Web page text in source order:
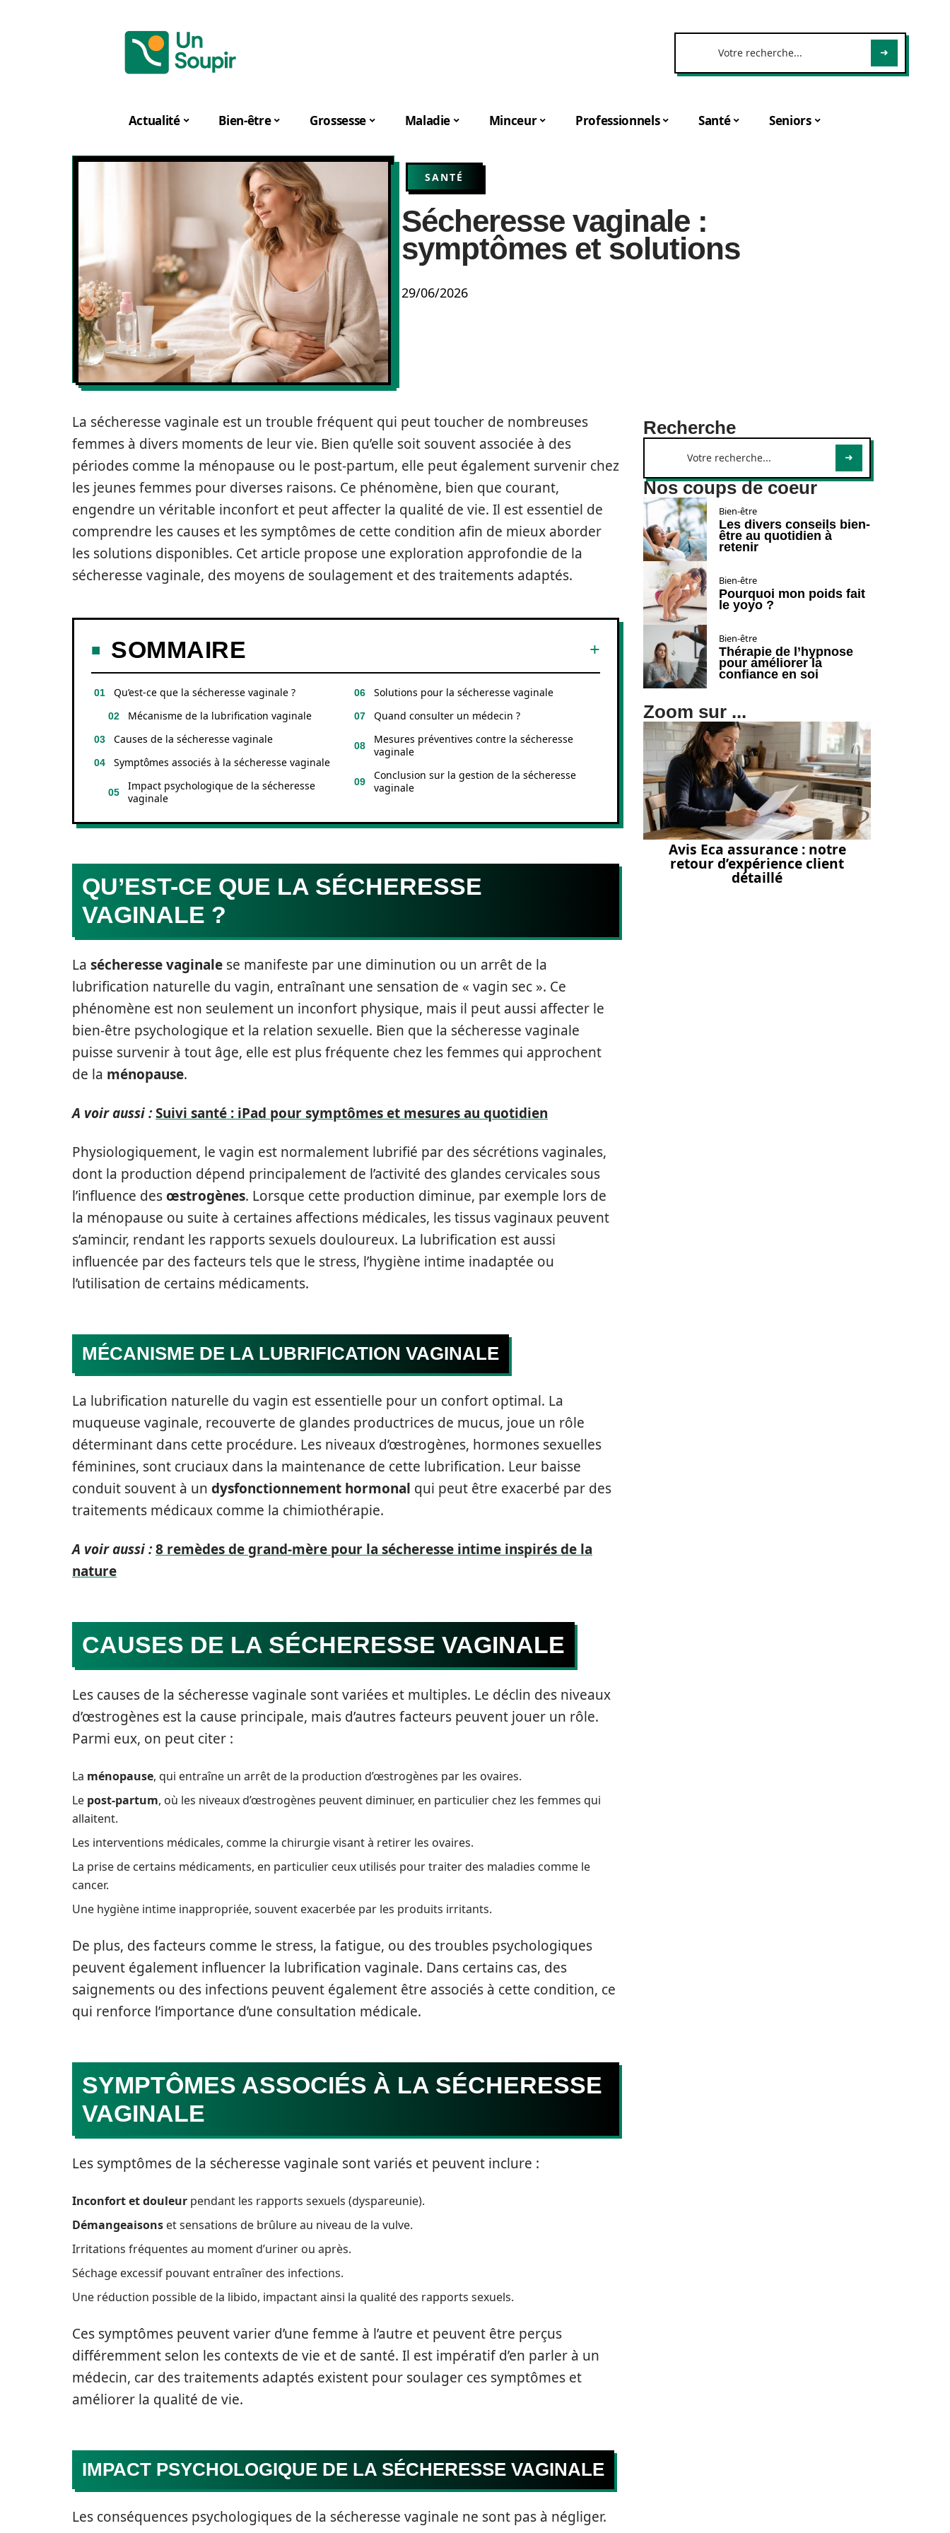
Actualité Bien-être Grossesse Maladie Minceur Professionnels Santé Seniors
SANTÉ
Sécheresse vaginale :
symptômes et solutions
29/06/2026
La sécheresse vaginale est un trouble fréquent qui peut toucher de nombreuses
femmes à divers moments de leur vie. Bien qu’elle soit souvent associée à des
périodes comme la ménopause ou le post-partum, elle peut également survenir chez
les jeunes femmes pour diverses raisons. Ce phénomène, bien que courant,
engendre un véritable inconfort et peut affecter la qualité de vie. Il est essentiel de
comprendre les causes et les symptômes de cette condition afin de mieux aborder
les solutions disponibles. Cet article propose une exploration approfondie de la
sécheresse vaginale, des moyens de soulagement et des traitements adaptés.
SOMMAIRE
Qu’est-ce que la sécheresse vaginale ?
Mécanisme de la lubrification vaginale
Causes de la sécheresse vaginale
Symptômes associés à la sécheresse vaginale
Impact psychologique de la sécheresse
vaginale
Solutions pour la sécheresse vaginale
Quand consulter un médecin ?
Mesures préventives contre la sécheresse
vaginale
Conclusion sur la gestion de la sécheresse
vaginale
QU’EST-CE QUE LA SÉCHERESSE
VAGINALE ?
La sécheresse vaginale se manifeste par une diminution ou un arrêt de la
lubrification naturelle du vagin, entraînant une sensation de « vagin sec ». Ce
phénomène est non seulement un inconfort physique, mais il peut aussi affecter le
bien-être psychologique et la relation sexuelle. Bien que la sécheresse vaginale
puisse survenir à tout âge, elle est plus fréquente chez les femmes qui approchent
de la ménopause.
A voir aussi :Suivi santé : iPad pour symptômes et mesures au quotidien
Physiologiquement, le vagin est normalement lubrifié par des sécrétions vaginales,
dont la production dépend principalement de l’activité des glandes cervicales sous
l’influence desœstrogènes. Lorsque cette production diminue, par exemple lors de
la ménopause ou suite à certaines affections médicales, les tissus vaginaux peuvent
s’amincir, rendant les rapports sexuels douloureux. La lubrification est aussi
influencée par des facteurs tels que le stress, l’hygiène intime inadaptée ou
l’utilisation de certains médicaments.
MÉCANISME DE LA LUBRIFICATION VAGINALE
La lubrification naturelle du vagin est essentielle pour un confort optimal. La
muqueuse vaginale, recouverte de glandes productrices de mucus, joue un rôle
déterminant dans cette procédure. Les niveaux d’œstrogènes, hormones sexuelles
féminines, sont cruciaux dans la maintenance de cette lubrification. Leur baisse
conduit souvent à un dysfonctionnement hormonal qui peut être exacerbé par des
traitements médicaux comme la chimiothérapie.
A voir aussi :8 remèdes de grand-mère pour la sécheresse intime inspirés de la
nature
CAUSES DE LA SÉCHERESSE VAGINALE
Les causes de la sécheresse vaginale sont variées et multiples. Le déclin des niveaux
d’œstrogènes est la cause principale, mais d’autres facteurs peuvent jouer un rôle.
Parmi eux, on peut citer :
La ménopause, qui entraîne un arrêt de la production d’œstrogènes par les ovaires.
Le post-partum, où les niveaux d’œstrogènes peuvent diminuer, en particulier chez les femmes qui
allaitent.
Les interventions médicales, comme la chirurgie visant à retirer les ovaires.
La prise de certains médicaments, en particulier ceux utilisés pour traiter des maladies comme le
cancer.
Une hygiène intime inappropriée, souvent exacerbée par les produits irritants.
De plus, des facteurs comme le stress, la fatigue, ou des troubles psychologiques
peuvent également influencer la lubrification vaginale. Dans certains cas, des
saignements ou des infections peuvent également être associés à cette condition, ce
qui renforce l’importance d’une consultation médicale.
SYMPTÔMES ASSOCIÉS À LA SÉCHERESSE
VAGINALE
Les symptômes de la sécheresse vaginale sont variés et peuvent inclure :
Inconfort et douleur pendant les rapports sexuels (dyspareunie).
Démangeaisons et sensations de brûlure au niveau de la vulve.
Irritations fréquentes au moment d’uriner ou après.
Séchage excessif pouvant entraîner des infections.
Une réduction possible de la libido, impactant ainsi la qualité des rapports sexuels.
Ces symptômes peuvent varier d’une femme à l’autre et peuvent être perçus
différemment selon les contexts de vie et de santé. Il est impératif d’en parler à un
médecin, car des traitements adaptés existent pour soulager ces symptômes et
améliorer la qualité de vie.
IMPACT PSYCHOLOGIQUE DE LA SÉCHERESSE VAGINALE
Les conséquences psychologiques de la sécheresse vaginale ne sont pas à négliger.
Recherche
Nos coups de coeur
Bien-être
Les divers conseils bien-
être au quotidien à
retenir
Bien-être
Pourquoi mon poids fait
le yoyo ?
Bien-être
Thérapie de l’hypnose
pour améliorer la
confiance en soi
Zoom sur ...
Avis Eca assurance : notre
retour d’expérience client
détaillé